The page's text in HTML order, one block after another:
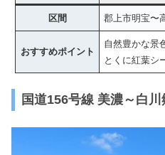
区間 郡上市明宝〜
おすすめポイント
自然豊かな景
とくに紅葉シ
国道156号線 美濃～白